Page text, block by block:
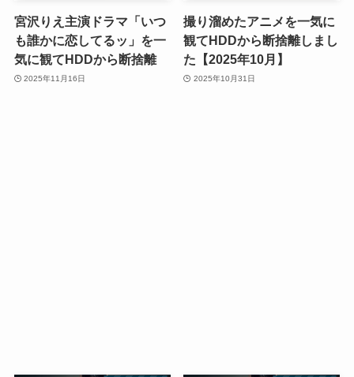
宮沢りえ主演ドラマ「いつ
も誰かに恋してるッ」を一
気に観てHDDから断捨離
2025年11月16日
撮り溜めたアニメを一気に
観てHDDから断捨離しまし
た【2025年10月】
2025年10月31日